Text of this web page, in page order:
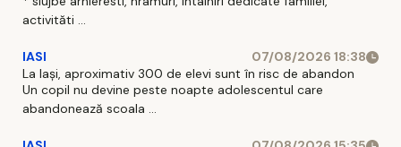
activităti ...
IASI
07/08/2026 18:38
La Iași, aproximativ 300 de elevi sunt în risc de abandon
Un copil nu devine peste noapte adolescentul care
abandonează scoala ...